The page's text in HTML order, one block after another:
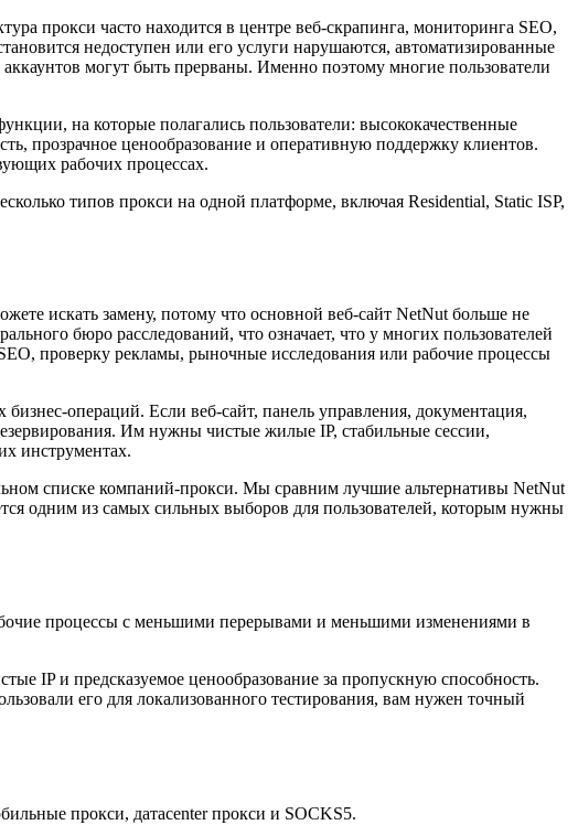
прокси часто находится в центре веб-скрапинга, мониторинга SEO,
недоступен или его услуги нарушаются, автоматизированные
могут быть прерваны. Именно поэтому многие пользователи
на которые полагались пользователи: высококачественные
прозрачное ценообразование и оперативную поддержку клиентов.
рабочих процессах.
типов прокси на одной платформе, включая Residential, Static ISP,
искать замену, потому что основной веб-сайт NetNut больше не
бюро расследований, что означает, что у многих пользователей
проверку рекламы, рыночные исследования или рабочие процессы
операций. Если веб-сайт, панель управления, документация,
Им нужны чистые жилые IP, стабильные сессии,
инструментах.
списке компаний-прокси. Мы сравним лучшие альтернативы NetNut
одним из самых сильных выборов для пользователей, которым нужны
процессы с меньшими перерывами и меньшими изменениями в
IP и предсказуемое ценообразование за пропускную способность.
его для локализованного тестирования, вам нужен точный
прокси, датacenter прокси и SOCKS5.